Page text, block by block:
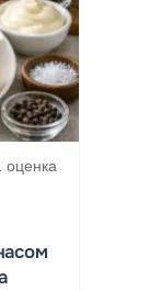
оценка